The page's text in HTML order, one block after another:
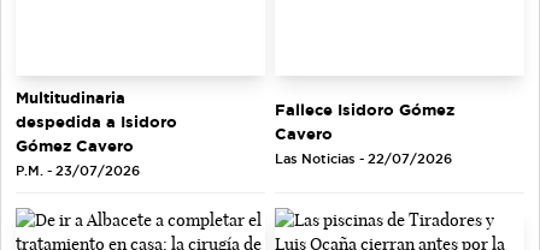
Multitudinaria
despedida a Isidoro
Gómez Cavero
P.M. - 23/07/2026
Fallece Isidoro Gómez
Cavero
Las Noticias - 22/07/2026